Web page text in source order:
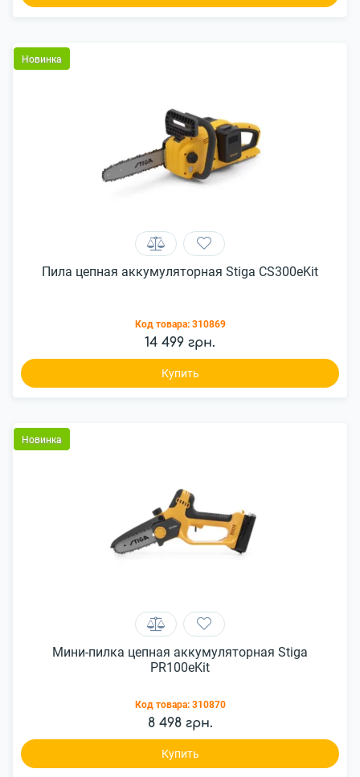
Новинка
Пила цепная аккумуляторная Stiga CS300eKit
Код товара: 310869
14 499 грн.
Купить
Новинка
Мини-пилка цепная аккумуляторная Stiga
PR100eKit
Код товара: 310870
8 498 грн.
Купить